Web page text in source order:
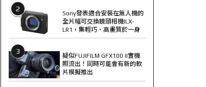
2
Sony發表適合安裝在無人機的
全片幅可交換鏡頭相機ILX-
LR1，集輕巧、高畫質於一身
3
疑似FUJIFILM GFX100 II實機
照流出！同時可能會有新的軟
片模擬推出